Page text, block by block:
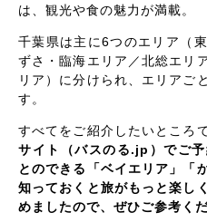
は、観光や食の魅力が満載。
千葉県は主に6つのエリア（
ずさ・臨海エリア／北総エリ
リア）に分けられ、エリアご
す。
すべてをご紹介したいところ
サイト（バスのる.jp）でご
とのできる「ベイエリア」「
知っておくと旅がもっと楽し
めましたので、ぜひご参考くだ